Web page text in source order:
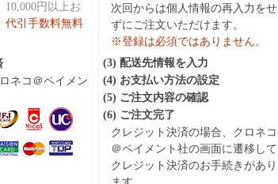
10,000円以上お
代引手数料無料
ネコ＠ペイメン
次回からは個人情報の再入力をせ
ずにご注文いただけます。
※登録は必須ではありません。
(3) 配送先情報を入力
(4) お支払い方法の設定
(5) ご注文内容の確認
(6) ご注文完了
クレジット決済の場合、クロネコ
＠ペイメント社の画面に遷移して
クレジット決済のお手続きがあり